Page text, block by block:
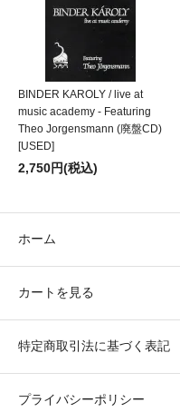
BINDER KAROLY / live at
music academy - Featuring
Theo Jorgensmann (廃盤CD)
[USED]
2,750円(税込)
ホーム
カートを見る
特定商取引法に基づく表記
プライバシーポリシー